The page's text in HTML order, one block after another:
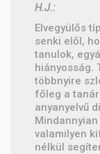
H.J.:
Elvegyülős
senki elől,
tanulok,
hiányosság.
többnyire
főleg a
anyanyelvű
valamilyen
nélkül